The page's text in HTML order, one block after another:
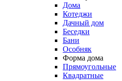
Дома
Котеджи
Дачный дом
Беседки
Бани
Особняк
Форма дома
Прямоугольные
Квадратные